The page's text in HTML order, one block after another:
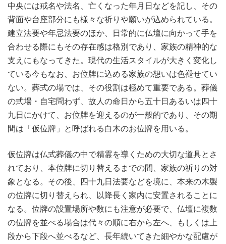
中央には戒名や法名、亡くなった年月日などを記し、その
背面や台座部分にも様々な祈りや願いが込められている。
建立法要や年忌法要のほか、日常的に仏壇に向かって手を
合わせる際にもその存在感は格別であり、家族の精神的な
支えにもなってきた。現代の生活スタイルが大きく変化し
ている今もなお、お位牌に込める家族の想いは色褪せてい
ない。葬式の場では、その役割は極めて重要である。葬儀
の式場・自宅問わず、故人の命日から五十日あるいは四十
九日にかけて、お位牌を迎えるのが一般的であり、その期
間は「仮位牌」と呼ばれる白木のお位牌を用いる。
仮位牌は仏式葬儀の中で精霊を導くための大切な道具とさ
れており、本位牌に切り替えるまでの間、家族の祈りの対
象となる。その後、四十九日法要などを境に、本来の木製
の位牌に切り替えられ、以降長く家内に安置されることに
なる。位牌の設置場所や数にも注意が必要で、仏壇に複数
の位牌を並べる場合は代々の順に右から左へ、もしくは上
段から下段へ並べるなど、長年続いてきた細やかな配慮が